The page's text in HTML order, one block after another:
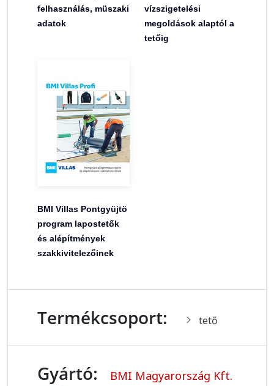
felhasználás, müszaki
adatok
vízszigetelési
megoldások alaptól a
tetőig
BMI Villas Pontgyüjtö
program lapostetők
és alépítmények
szakkivitelezőinek
Termékcsoport: tető
Gyártó: BMI Magyarország Kft.